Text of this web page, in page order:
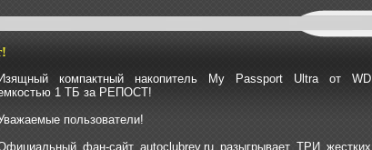
Изящный компактный накопитель My Passport Ultra от WD
1 ТБ за РЕПОСТ!
пользователи!
фан-сайт autoclubrev.ru разыгрывает ТРИ жестких